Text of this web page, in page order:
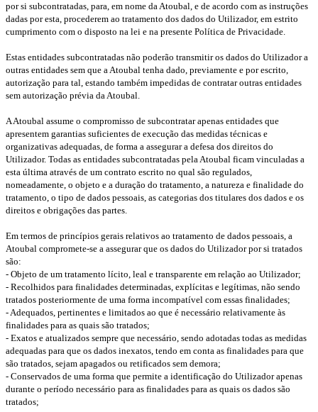
por si subcontratadas, para, em nome da Atoubal, e de acordo com as instruções
dadas por esta, procederem ao tratamento dos dados do Utilizador, em estrito
cumprimento com o disposto na lei e na presente Política de Privacidade.
Estas entidades subcontratadas não poderão transmitir os dados do Utilizador a
outras entidades sem que a Atoubal tenha dado, previamente e por escrito,
autorização para tal, estando também impedidas de contratar outras entidades
sem autorização prévia da Atoubal.
A Atoubal assume o compromisso de subcontratar apenas entidades que
apresentem garantias suficientes de execução das medidas técnicas e
organizativas adequadas, de forma a assegurar a defesa dos direitos do
Utilizador. Todas as entidades subcontratadas pela Atoubal ficam vinculadas a
esta última através de um contrato escrito no qual são regulados,
nomeadamente, o objeto e a duração do tratamento, a natureza e finalidade do
tratamento, o tipo de dados pessoais, as categorias dos titulares dos dados e os
direitos e obrigações das partes.
Em termos de princípios gerais relativos ao tratamento de dados pessoais, a
Atoubal compromete-se a assegurar que os dados do Utilizador por si tratados
são:
- Objeto de um tratamento lícito, leal e transparente em relação ao Utilizador;
- Recolhidos para finalidades determinadas, explícitas e legítimas, não sendo
tratados posteriormente de uma forma incompatível com essas finalidades;
- Adequados, pertinentes e limitados ao que é necessário relativamente às
finalidades para as quais são tratados;
- Exatos e atualizados sempre que necessário, sendo adotadas todas as medidas
adequadas para que os dados inexatos, tendo em conta as finalidades para que
são tratados, sejam apagados ou retificados sem demora;
- Conservados de uma forma que permite a identificação do Utilizador apenas
durante o período necessário para as finalidades para as quais os dados são
tratados;